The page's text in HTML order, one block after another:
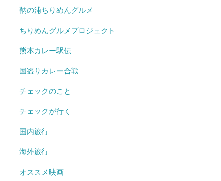
鞆の浦ちりめんグルメ
ちりめんグルメプロジェクト
熊本カレー駅伝
国盗りカレー合戦
チェックのこと
チェックが行く
国内旅行
海外旅行
オススメ映画